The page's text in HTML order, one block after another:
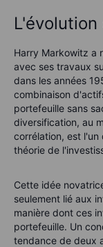
Harry Markowitz a
avec ses travaux
dans les années
combinaison
portefeuille sans
diversification, au
corrélation, est
théorie de
Cette idée
seulement lié aux
manière dont ces
portefeuille. Un
tendance de deux